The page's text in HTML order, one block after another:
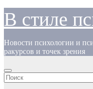
Перейти
содержимому
В стиле
Новости психологии и
ракурсов и точек зрения